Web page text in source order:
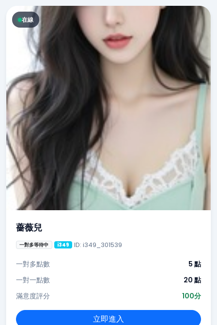
在線
薔薇兒
一對多等待中 i349 ID: i349_301539
一對多點數
5 點
一對一點數
20 點
滿意度評分
100分
立即進入